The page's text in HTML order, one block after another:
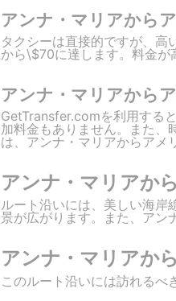
アンナ・マリアから
タクシーは直接的ですが、
から\$70に達します。料金が
アンナ・マリアから
GetTransfer.comを利用する
加料金もありません。また、
は、アンナ・マリアからアメ
アンナ・マリアか
ルート沿いには、美しい海岸
景が広がります。また、アン
アンナ・マリアか
このルート沿いには訪れるべ